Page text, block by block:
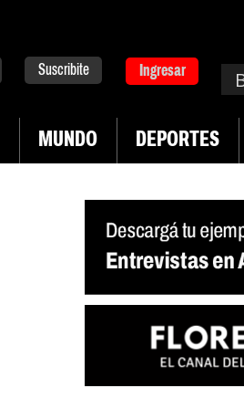
Suscribite Ingresar
MUNDO DEPORTES